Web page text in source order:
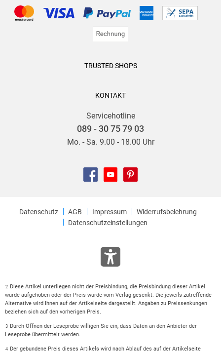
TRUSTED SHOPS
KONTAKT
Servicehotline
089 - 30 75 79 03
Mo. - Sa. 9.00 - 18.00 Uhr
Datenschutz AGB Impressum
Widerrufsbelehrung
Datenschutzeinstellungen
2
Diese Artikel unterliegen nicht der Preisbindung, die Preisbindung dieser Artikel
wurde aufgehoben oder der Preis wurde vom Verlag gesenkt. Die jeweils zutreffende
Alternative wird Ihnen auf der Artikelseite dargestellt. Angaben zu Preissenkungen
beziehen sich auf den vorherigen Preis.
3
Durch Öffnen der Leseprobe willigen Sie ein, dass Daten an den Anbieter der
Leseprobe übermittelt werden.
4 Der gebundene Preis dieses Artikels wird nach Ablauf des auf der Artikelseite